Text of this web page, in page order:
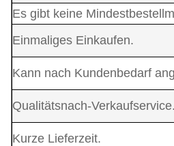
Es gibt keine
Einmaliges Einkaufen.
Kann nach Kundenbedarf
Qualitätsnach-Verkaufservice.
Kurze Lieferzeit.